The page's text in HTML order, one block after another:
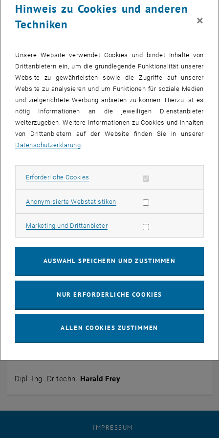
Raumnummer:AA0348 , öffnet eine externe URL in einem neuen Fenster
+43 1 58801 23117
E-Mail:
tuwien.ac.at
TISS-Mitarbeiterprofil , öffnet eine externe URL in einem neuen Fenster
Publikationen:
Publikationen, öffnet eine externe URL in einem neuen Fenster
Dipl.-Ing. Dr.techn. Harald Frey
IMPRESSUM
Hinweis zu Cookies und anderen
Techniken
×
Unsere Website verwendet Cookies und bindet Inhalte von
Drittanbietern ein, um die grundlegende Funktionalität unserer
Website zu gewährleisten sowie die Zugriffe auf unserer
Website zu analysieren und um Funktionen für soziale Medien
und zielgerichtete Werbung anbieten zu können. Hierzu ist es
nötig Informationen an die jeweiligen Dienstanbieter
weiterzugeben. Weitere Informationen zu Cookies und Inhalten
von Drittanbietern auf der Website finden Sie in unserer
Datenschutzerklärung
Erforderliche Cookies Erforderliche Cookies zulassen
Anonymisierte WebstatistikenStatistik Cookies zulassen
Marketing und DrittanbieterMarketing Cookies zulassen
AUSWAHL SPEICHERN UND ZUSTIMMEN
NUR ERFORDERLICHE COOKIES
ALLEN COOKIES ZUSTIMMEN